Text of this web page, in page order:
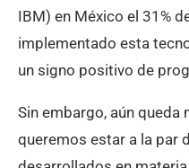
IBM) en México el 31%
implementado esta
un signo positivo de
Sin embargo, aún
queremos estar a la par